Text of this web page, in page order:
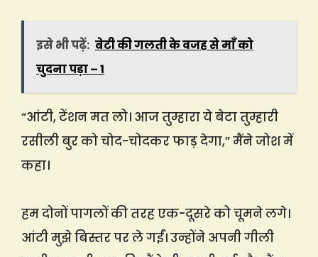
इसे भी पढ़ें: बेटी की गलती के वजह से माँ को
चुदना पड़ा – 1
“आंटी, टेंशन मत लो। आज तुम्हारा ये बेटा तुम्हारी
रसीली बुर को चोद-चोदकर फाड़ देगा,” मैंने जोश में
कहा।
हम दोनों पागलों की तरह एक-दूसरे को चूमने लगे।
आंटी मुझे बिस्तर पर ले गईं। उन्होंने अपनी गीली